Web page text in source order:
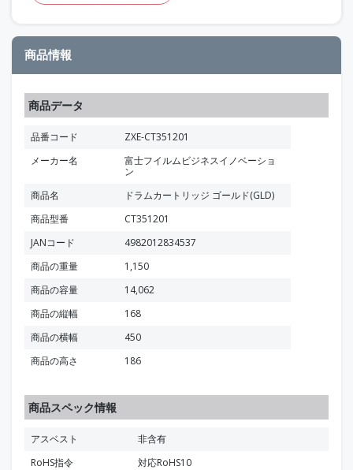
商品情報
商品データ
品番コード
ZXE-CT351201
メーカー名
富士フイルムビジネスイノベーショ
ン
商品名
ドラムカートリッジ ゴールド(GLD)
商品型番
CT351201
JANコード
4982012834537
商品の重量
1,150
商品の容量
14,062
商品の縦幅
168
商品の横幅
450
商品の高さ
186
商品スペック情報
アスベスト
非含有
RoHS指令
対応RoHS10